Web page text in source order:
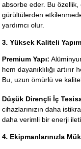
absorbe eder. Bu özellik,
gürültülerden
yardımcı olur.
3. Yüksek Kaliteli
Premium Yapı:
hem dayanıklılığı
Bu, uzun ömürlü ve
Düşük Dirençli İç
cihazlarınızın daha
daha verimli bir enerji
4. Ekipmanlarınızla